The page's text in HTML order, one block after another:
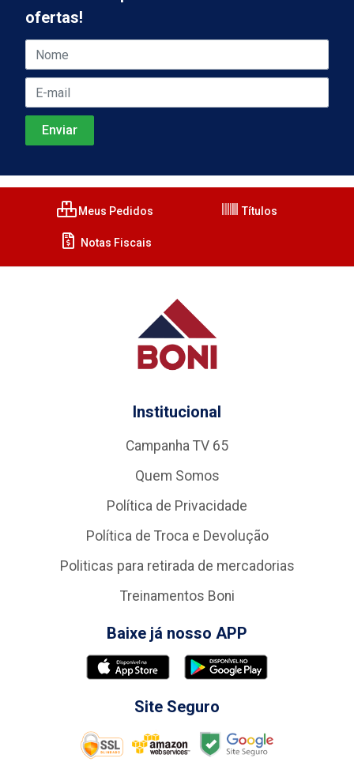
ofertas!
Meus Pedidos Títulos
Notas Fiscais
Institucional
Campanha TV 65
Quem Somos
Política de Privacidade
Política de Troca e Devolução
Politicas para retirada de mercadorias
Treinamentos Boni
Baixe já nosso APP
Site Seguro